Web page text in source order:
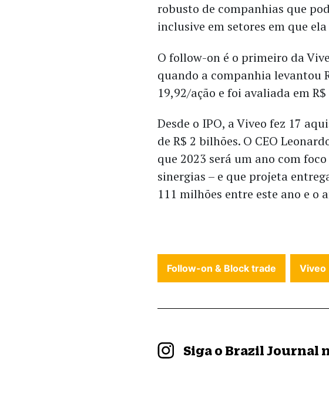
robusto de companhias que
inclusive em setores em que
O follow-on é o primeiro da
quando a companhia levantou
19,92/ação e foi avaliada em
Desde o IPO, a Viveo fez 17
de R$ 2 bilhões. O CEO
que 2023 será um ano com
sinergias – e que projeta
111 milhões entre este ano e o
Follow-on & Block trade Viveo
Siga o Brazil Journal